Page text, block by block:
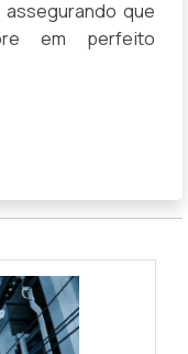
que
em perfeito
ELEVADORES
VILLAGE